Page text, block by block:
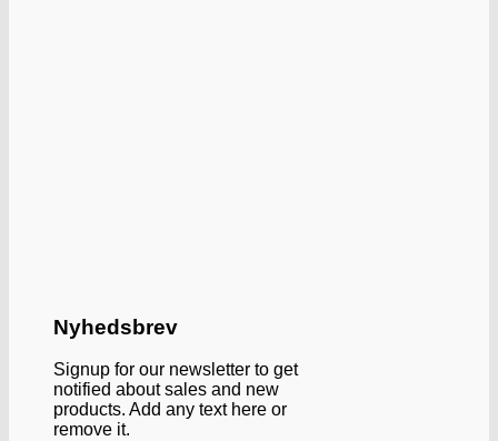
Nyhedsbrev
Signup for our newsletter to get
notified about sales and new
products. Add any text here or
remove it.